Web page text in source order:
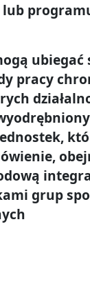
ubiegać
pracy
grup